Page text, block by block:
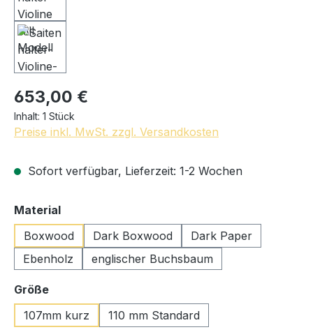
653,00 €
Inhalt: 1 Stück
Preise inkl. MwSt. zzgl. Versandkosten
Sofort verfügbar, Lieferzeit: 1-2 Wochen
Materialauswählen
Boxwood
Dark Boxwood
Dark Paper
Ebenholz
englischer Buchsbaum
Größeauswählen
107mm kurz
110 mm Standard